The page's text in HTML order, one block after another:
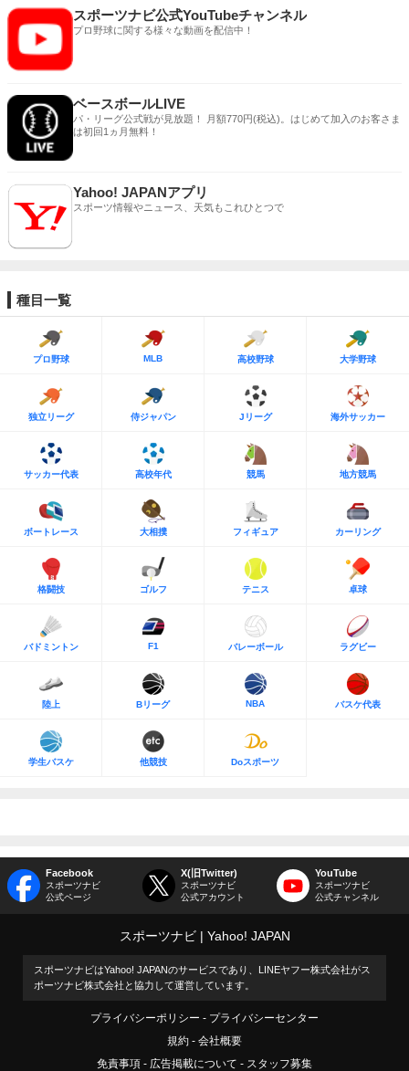
スポーツナビ公式YouTubeチャンネル
プロ野球に関する様々な動画を配信中！
ベースボールLIVE
パ・リーグ公式戦が見放題！ 月額770円(税込)。はじめて加入のお客さま
は初回1ヵ月無料！
Yahoo! JAPANアプリ
スポーツ情報やニュース、天気もこれひとつで
種目一覧
プロ野球 MLB 高校野球 大学野球
独立リーグ 侍ジャパン Jリーグ 海外サッカー
サッカー代表 高校年代 競馬 地方競馬
ボートレース 大相撲 フィギュア カーリング
格闘技 ゴルフ テニス 卓球
バドミントン F1 バレーボール ラグビー
陸上 Bリーグ NBA バスケ代表
学生バスケ 他競技 Doスポーツ
Facebook
スポーツナビ
公式ページ
X(旧Twitter)
スポーツナビ
公式アカウント
YouTube
スポーツナビ
公式チャンネル
スポーツナビ Yahoo! JAPAN
スポーツナビはYahoo! JAPANのサービスであり、LINEヤフー株式会社がス
ポーツナビ株式会社と協力して運営しています。
プライバシーポリシー
プライバシーセンター
規約
会社概要
免責事項
広告掲載について スタッフ募集